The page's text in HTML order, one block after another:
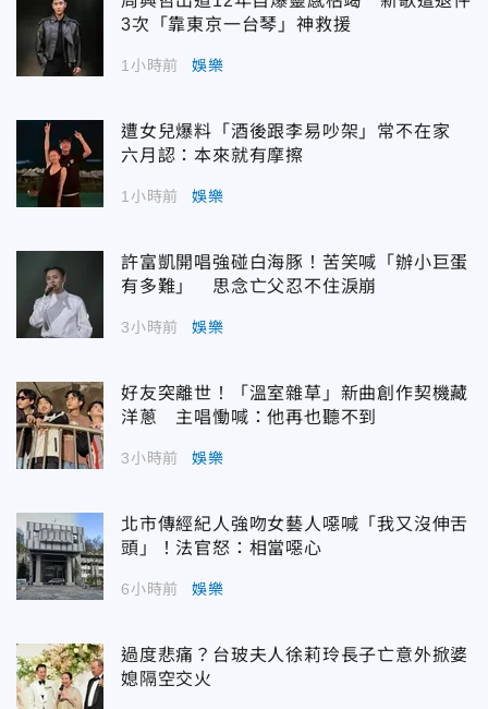
3次「靠東京一台琴」神救援
1小時前 娛樂
遭女兒爆料「酒後跟李易吵架」常不在家
六月認：本來就有摩擦
1小時前 娛樂
許富凱開唱強碰白海豚！苦笑喊「辦小巨蛋
有多難」 思念亡父忍不住淚崩
3小時前 娛樂
好友突離世！「溫室雜草」新曲創作契機藏
洋蔥 主唱慟喊：他再也聽不到
3小時前 娛樂
北市傳經紀人強吻女藝人噁喊「我又沒伸舌
頭」！法官怒：相當噁心
6小時前 娛樂
過度悲痛？台玻夫人徐莉玲長子亡意外掀婆
媳隔空交火